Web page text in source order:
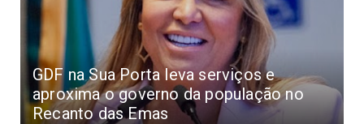
GDF na Sua Porta leva serviços e
aproxima o governo da população no
Recanto das Emas